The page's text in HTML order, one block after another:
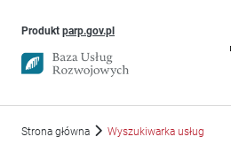
Produkt parp.gov.plUwaga, link otworzy się
Strona główna Wyszukiwarka usług